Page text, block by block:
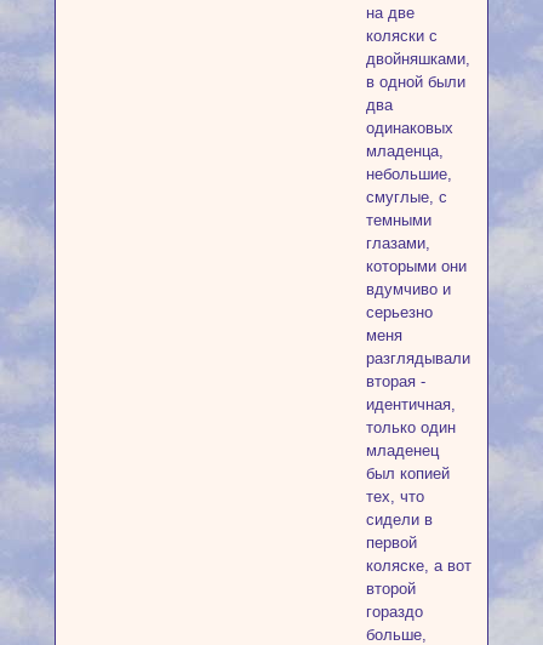
на две
коляски с
двойняшками,
в одной были
два
одинаковых
младенца,
небольшие,
смуглые, с
темными
глазами,
которыми они
вдумчиво и
серьезно
меня
разглядывали,
вторая -
идентичная,
только один
младенец
был копией
тех, что
сидели в
первой
коляске, а вот
второй
гораздо
больше,